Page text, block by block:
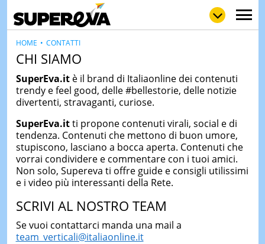
LOLGULP
LOVE
WOW
POP
NEWS
VIDEO
HOME CONTATTI
CHI SIAMO
SuperEva.itè il brand di Italiaonline dei contenuti
trendy e feel good, delle #bellestorie, delle notizie
divertenti, stravaganti, curiose.
SuperEva.itti propone contenuti virali, social e di
tendenza. Contenuti che mettono di buon umore,
stupiscono, lasciano a bocca aperta. Contenuti che
vorrai condividere e commentare con i tuoi amici.
Non solo, Supereva ti offre guide e consigli utilissimi
e i video più interessanti della Rete.
SCRIVI AL NOSTRO TEAM
Se vuoi contattarci manda una mail a
team_verticali@italiaonline.it